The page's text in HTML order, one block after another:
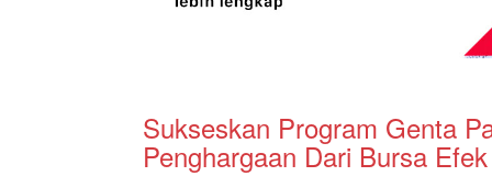
Sukseskan Program Genta
Penghargaan Dari Bursa